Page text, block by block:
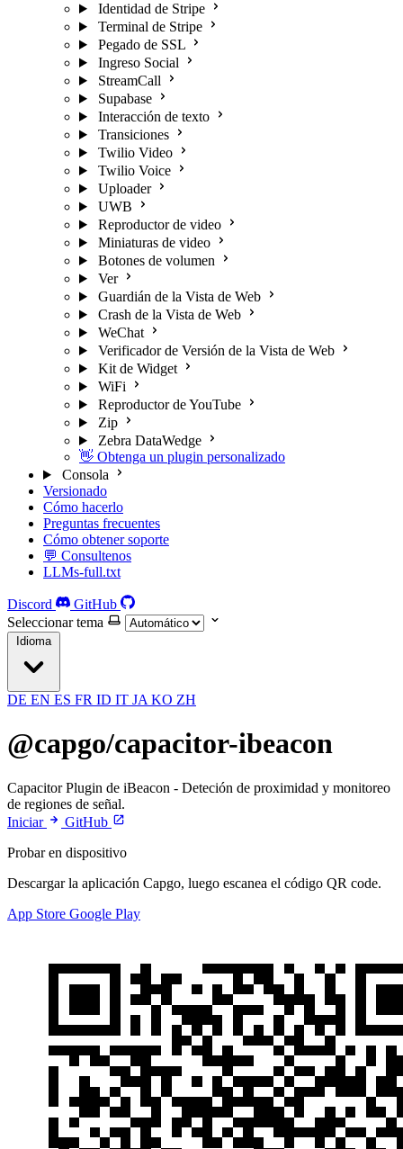
Identidad de Stripe
Terminal de Stripe
Pegado de SSL
Ingreso Social
StreamCall
Supabase
Interacción de texto
Transiciones
Twilio Video
Twilio Voice
Uploader
UWB
Reproductor de video
Miniaturas de video
Botones de volumen
Ver
Guardián de la Vista de Web
Crash de la Vista de Web
WeChat
Verificador de Versión de la Vista de Web
Kit de Widget
WiFi
Reproductor de YouTube
Zip
Zebra DataWedge
👋 Obtenga un plugin personalizado
Consola
Versionado
Cómo hacerlo
Preguntas frecuentes
Cómo obtener soporte
💬 Consultenos
LLMs-full.txt
Discord
GitHub
Seleccionar tema
Idioma
DE EN ES FR ID IT JA KO ZH
@capgo/capacitor-ibeacon
Capacitor Plugin de iBeacon - Deteción de proximidad y monitoreo
de regiones de señal.
Iniciar
GitHub
Probar en dispositivo
Descargar la aplicación Capgo, luego escanea el código QR code.
App Store Google Play